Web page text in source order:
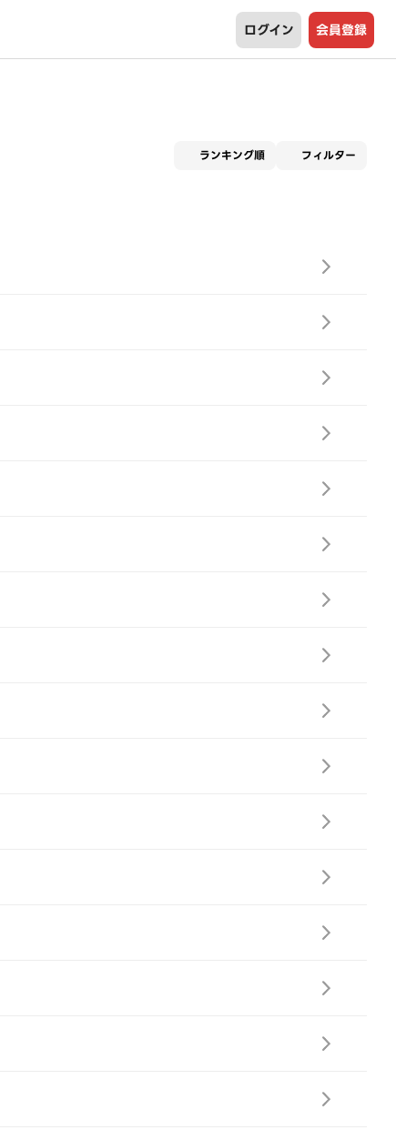
ログイン 会員登録
ランキング順 フィルター